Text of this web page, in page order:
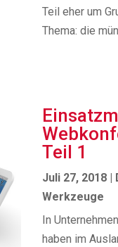
Teil eher um
Thema: die
Teil 1
Juli 27, 2018
Werkzeuge
In
haben im